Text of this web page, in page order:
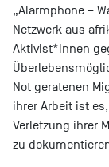
„Alarmphone –
Netzwerk aus
Aktivist*innen
Not geratenen
ihrer Arbeit ist
Verletzung ihrer
zu